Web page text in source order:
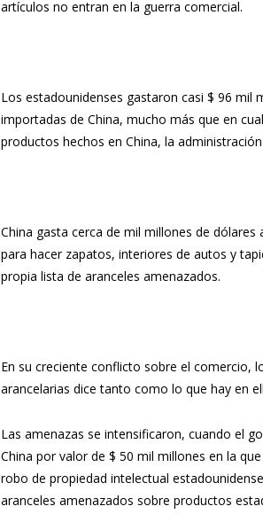
artículos no entran en la guerra comercial.
Los estadounidenses gastaron casi $ 96 mil
importadas de China, mucho más que en
productos hechos en China, la
China gasta cerca de mil millones de
para hacer zapatos, interiores de autos y
propia lista de aranceles amenazados.
En su creciente conflicto sobre el comercio,
arancelarias dice tanto como lo que hay en
Las amenazas se intensificaron, cuando el
China por valor de $ 50 mil millones en la
robo de propiedad intelectual
aranceles amenazados sobre productos